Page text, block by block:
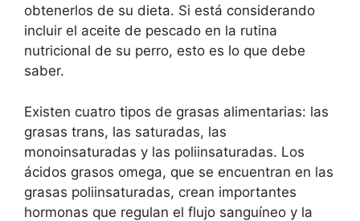
obtenerlos de su dieta. Si está considerando
incluir el aceite de pescado en la rutina
nutricional de su perro, esto es lo que debe
saber.
Existen cuatro tipos de grasas alimentarias: las
grasas trans, las saturadas, las
monoinsaturadas y las poliinsaturadas. Los
ácidos grasos omega, que se encuentran en las
grasas poliinsaturadas, crean importantes
hormonas que regulan el flujo sanguíneo y la